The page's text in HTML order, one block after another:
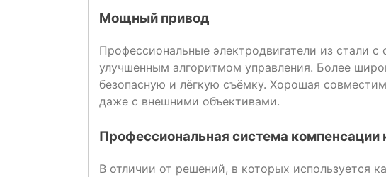
Мощный привод
Профессиональные электродвигатели из стали
улучшенным алгоритмом управления. Более
безопасную и лёгкую съёмку. Хорошая
даже с внешними объективами.
Профессиональная система компенсации
В отличии от решений, в которых используется